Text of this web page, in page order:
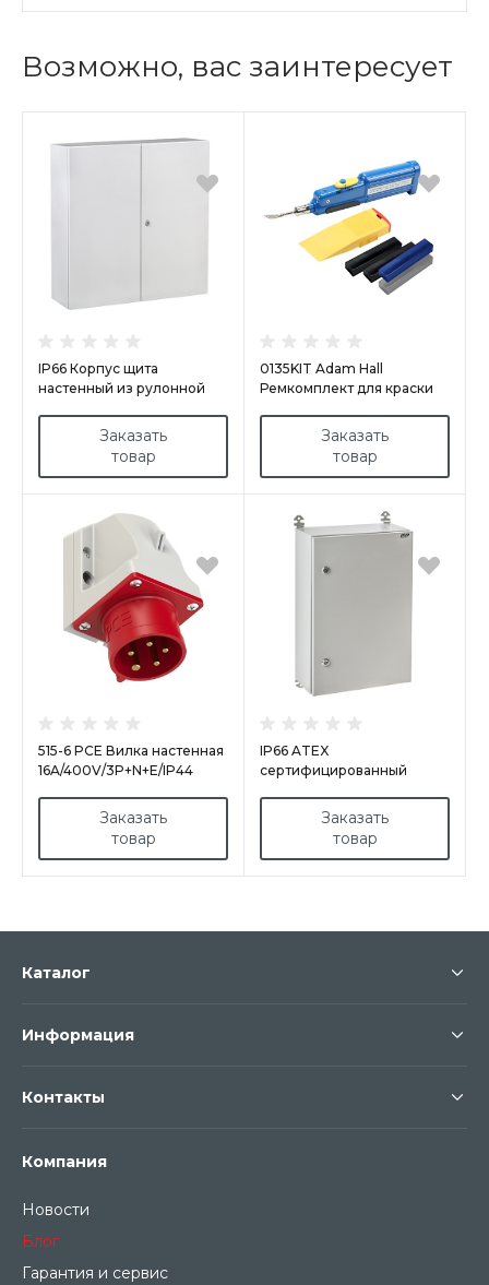
Возможно, вас заинтересует
IP66 Корпус щита
настенный из рулонной
Заказать
товар
0135KIT Adam Hall
Ремкомплект для краски
Заказать
товар
515-6 PCE Вилка настенная
16A/400V/3P+N+E/IP44
Заказать
товар
IP66 ATEX
сертифицированный
арт.ATX808030
Заказать
товар
Компания
Новости
Блог
Гарантия и сервис
Каталог
Информация
Контакты